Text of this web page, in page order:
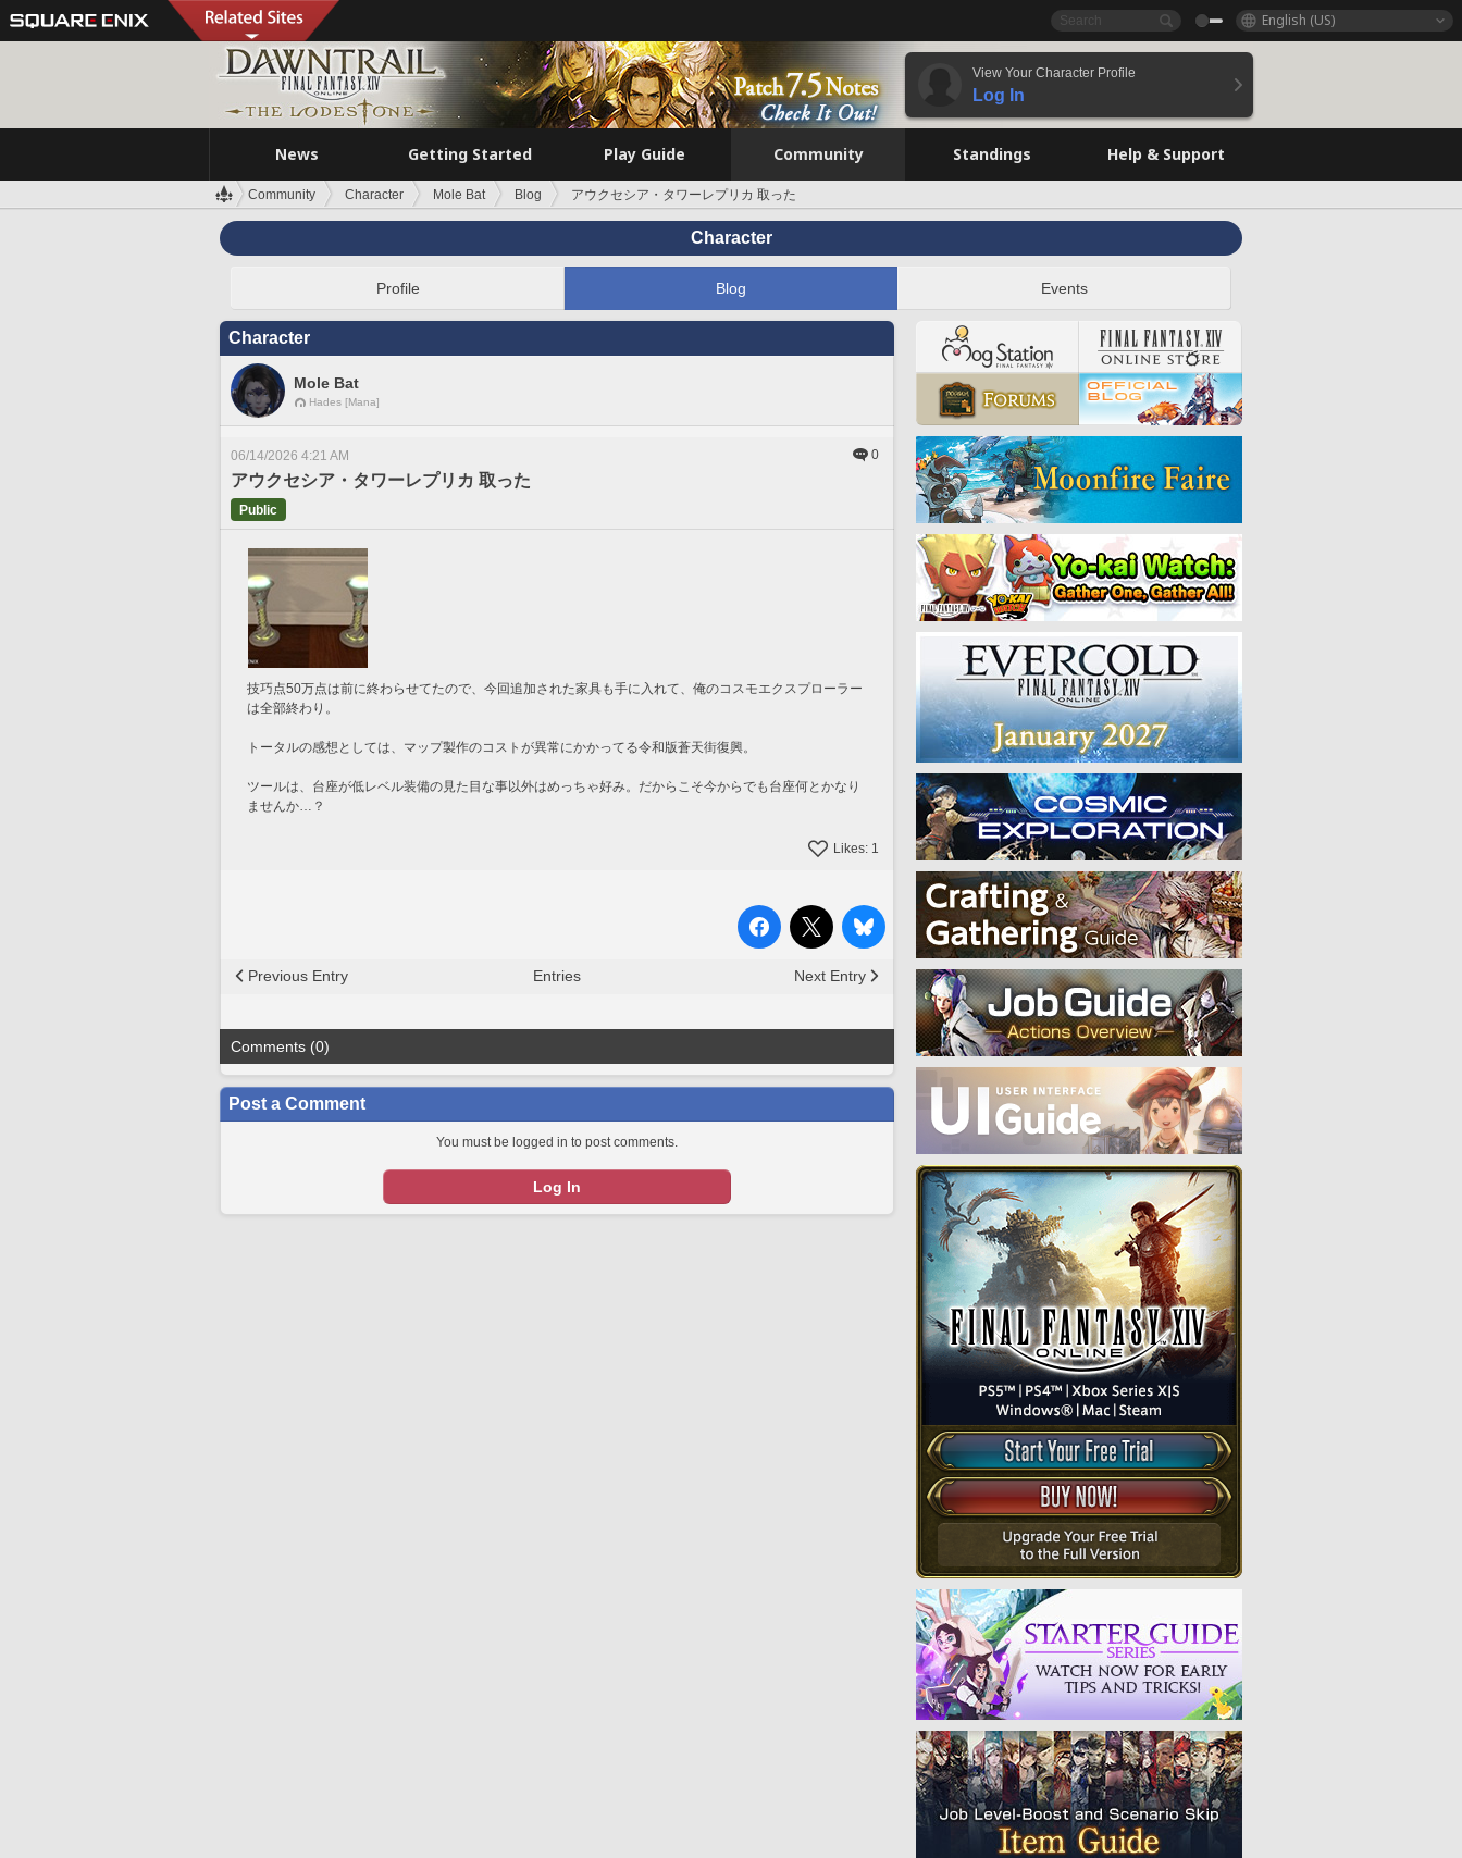
English (US)
View Your Character Profile
Log In
News Getting Started Play Guide Community Standings Help & Support
Community Character Mole Bat Blog アウクセシア・タワーレプリカ 取った
Character
Profile Blog Events
Character
Mole Bat
Hades [Mana]
06/14/2026 4:21 AM 0
アウクセシア・タワーレプリカ 取った
Public
技巧点50万点は前に終わらせてたので、今回追加された家具も手に入れて、俺のコスモエクスプローラー
は全部終わり。
トータルの感想としては、マップ製作のコストが異常にかかってる令和版蒼天街復興。
ツールは、台座が低レベル装備の見た目な事以外はめっちゃ好み。だからこそ今からでも台座何とかなり
ませんか…？
Likes: 1
Previous Entry Entries Next Entry
Comments (0)
Post a Comment
You must be logged in to post comments.
Log In